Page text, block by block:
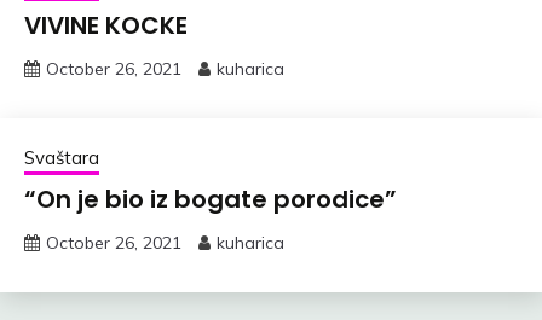
VIVINE KOCKE
October 26, 2021 kuharica
Svaštara
“On je bio iz bogate porodice”
October 26, 2021 kuharica